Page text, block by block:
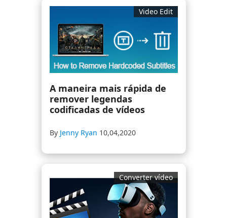
Video Edit
A maneira mais rápida de
remover legendas
codificadas de vídeos
By Jenny Ryan 10,04,2020
Converter vídeo